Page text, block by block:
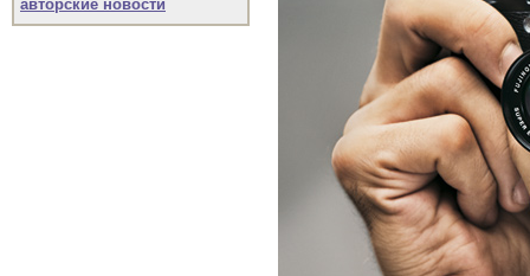
авторские новости